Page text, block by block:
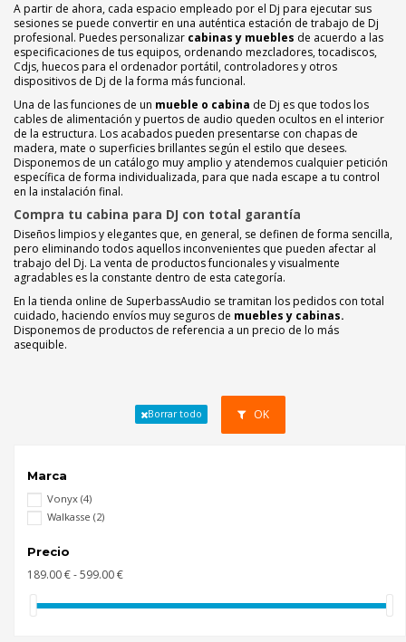
A partir de ahora, cada espacio empleado por el Dj para ejecutar sus
sesiones se puede convertir en una auténtica estación de trabajo de Dj
profesional. Puedes personalizar cabinas y muebles de acuerdo a las
especificaciones de tus equipos, ordenando mezcladores, tocadiscos,
Cdjs, huecos para el ordenador portátil, controladores y otros
dispositivos de Dj de la forma más funcional.
Una de las funciones de un mueble o cabina de Dj es que todos los
cables de alimentación y puertos de audio queden ocultos en el interior
de la estructura. Los acabados pueden presentarse con chapas de
madera, mate o superficies brillantes según el estilo que desees.
Disponemos de un catálogo muy amplio y atendemos cualquier petición
específica de forma individualizada, para que nada escape a tu control
en la instalación final.
Compra tu cabina para DJ con total garantía
Diseños limpios y elegantes que, en general, se definen de forma sencilla,
pero eliminando todos aquellos inconvenientes que pueden afectar al
trabajo del Dj. La venta de productos funcionales y visualmente
agradables es la constante dentro de esta categoría.
En la tienda online de SuperbassAudio se tramitan los pedidos con total
cuidado, haciendo envíos muy seguros de muebles y cabinas.
Disponemos de productos de referencia a un precio de lo más
asequible.
Borrar todo OK
Marca
Vonyx (4)
Walkasse (2)
Precio
189.00 € - 599.00 €